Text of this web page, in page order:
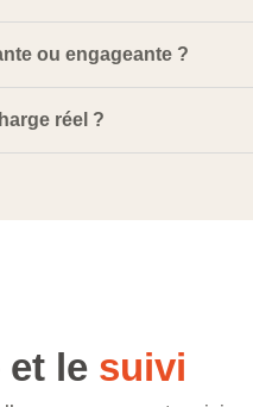
ou engageante ?
réel ?
et le suivi